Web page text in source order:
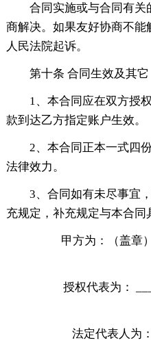
合同实施或与合同有
商解决。如果友好协商不
人民法院起诉。
第十条 合同生效及其它
1、本合同应在双方授
款到达乙方指定账户生效。
2、本合同正本一式四
法律效力。
3、合同如有未尽事宜
充规定，补充规定与本合同
甲方为：（盖章）
授权代表为：
法定代表人为：